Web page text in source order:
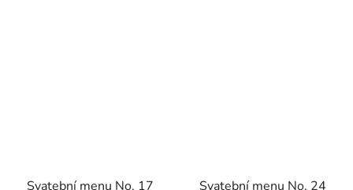
Svatební menu No. 17 Svatební menu No. 24